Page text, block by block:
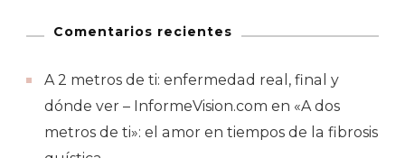
Comentarios recientes
A 2 metros de ti: enfermedad real, final y
dónde ver – InformeVision.com en «A dos
metros de ti»: el amor en tiempos de la fibrosis